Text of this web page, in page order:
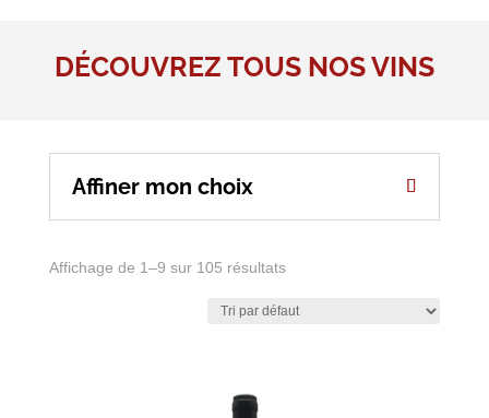
DÉCOUVREZ TOUS NOS VINS
Affiner mon choix
Affichage de 1–9 sur 105 résultats